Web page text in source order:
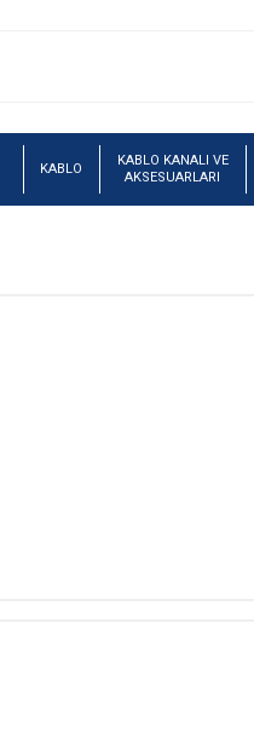
KABLO
KABLO KANALI VE
AKSESUARLARI